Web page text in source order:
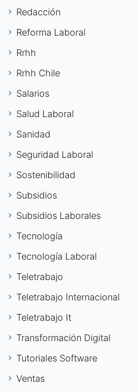
Redacción
Reforma Laboral
Rrhh
Rrhh Chile
Salarios
Salud Laboral
Sanidad
Seguridad Laboral
Sostenibilidad
Subsidios
Subsidios Laborales
Tecnología
Tecnología Laboral
Teletrabajo
Teletrabajo Internacional
Teletrabajo It
Transformación Digital
Tutoriales Software
Ventas